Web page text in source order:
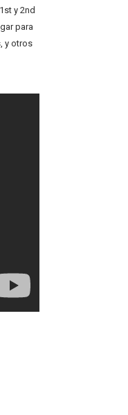
y 2nd
para
y otros